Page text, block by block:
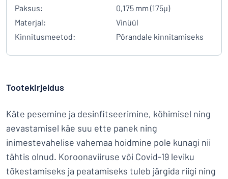
Paksus:
0,175 mm (175µ)
Materjal:
Vinüül
Kinnitusmeetod:
Põrandale kinnitamiseks
Tootekirjeldus
Käte pesemine ja desinfitseerimine, köhimisel ning
aevastamisel käe suu ette panek ning
inimestevahelise vahemaa hoidmine pole kunagi nii
tähtis olnud. Koroonaviiruse või Covid-19 leviku
tõkestamiseks ja peatamiseks tuleb järgida riigi ning